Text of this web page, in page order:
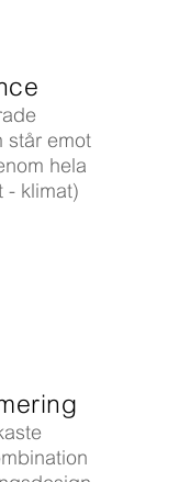
står emot
hela
- klimat)